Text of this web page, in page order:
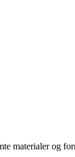
materialer og